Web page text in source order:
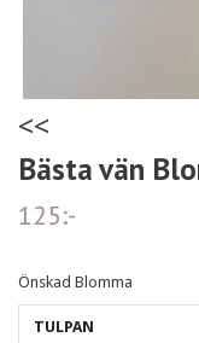
<<
Bästa vän
125:-
Önskad Blomma
TULPAN